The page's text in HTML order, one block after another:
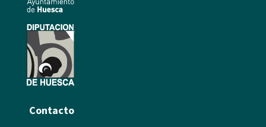
Contacto